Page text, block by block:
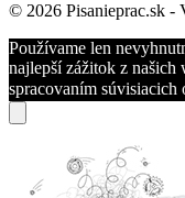
© 2026 Pisanieprac.sk -
Používame len
najlepší zážitok z našich
spracovaním súvisiacich